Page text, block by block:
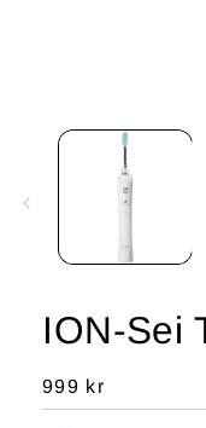
ION-Sei
Normalpris
999 kr